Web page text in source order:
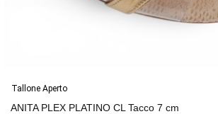
Tallone Aperto
ANITA PLEX PLATINO CL Tacco 7 cm